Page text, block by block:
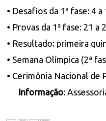
• Desafios da 1ª fase: 4
• Provas da 1ª fase: 21 a
• Resultado: primeira
• Semana Olímpica (2ª
• Cerimônia Nacional de
Informação: